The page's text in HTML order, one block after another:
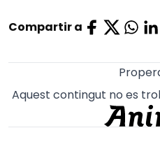
Compartir a
Aquest contingut no es